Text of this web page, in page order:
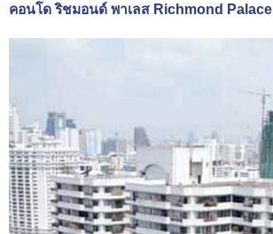
คอนโด ริชมอนด์ พาเลส Richmond Palace